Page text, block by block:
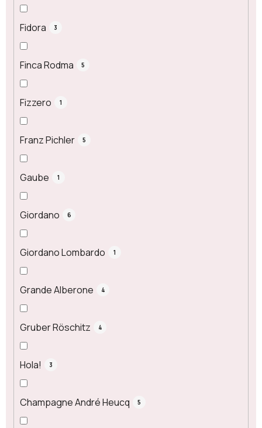
Fidora 3
Finca Rodma 5
Fizzero 1
Franz Pichler 5
Gaube 1
Giordano 6
Giordano Lombardo 1
Grande Alberone 4
Gruber Röschitz 4
Hola! 3
Champagne André Heucq 5